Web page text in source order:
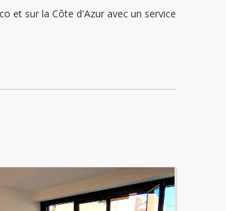
et sur la Côte d'Azur avec un service